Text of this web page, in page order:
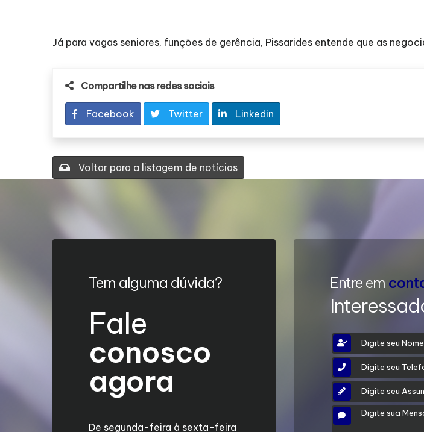
Já para vagas seniores, funções de gerência, Pissarides entende que as
Compartilhe nas redes sociais
Facebook Twitter Linkedin
Voltar para a listagem de notícias
Tem alguma dúvida?
Fale
conosco
agora
De segunda-feira à sexta-feira
Entre em